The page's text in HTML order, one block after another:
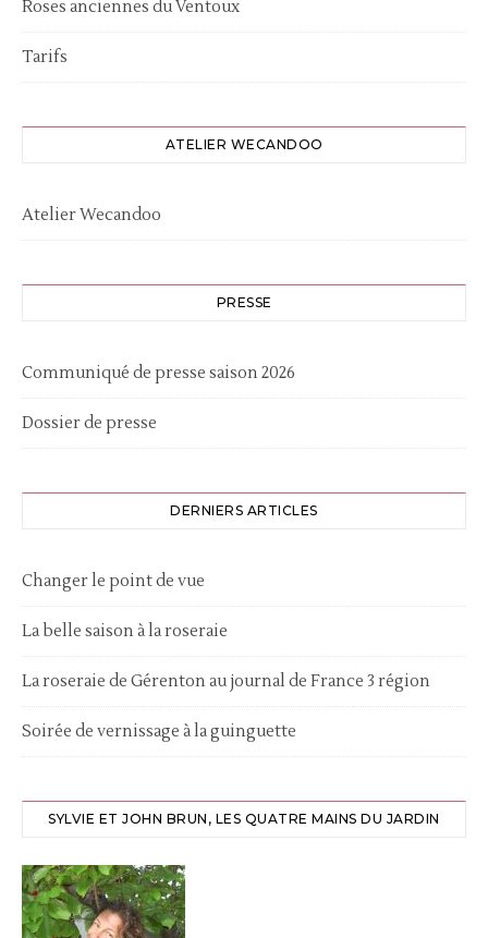
Roses anciennes du Ventoux
Tarifs
ATELIER WECANDOO
Atelier Wecandoo
PRESSE
Communiqué de presse saison 2026
Dossier de presse
DERNIERS ARTICLES
Changer le point de vue
La belle saison à la roseraie
La roseraie de Gérenton au journal de France 3 région
Soirée de vernissage à la guinguette
SYLVIE ET JOHN BRUN, LES QUATRE MAINS DU JARDIN